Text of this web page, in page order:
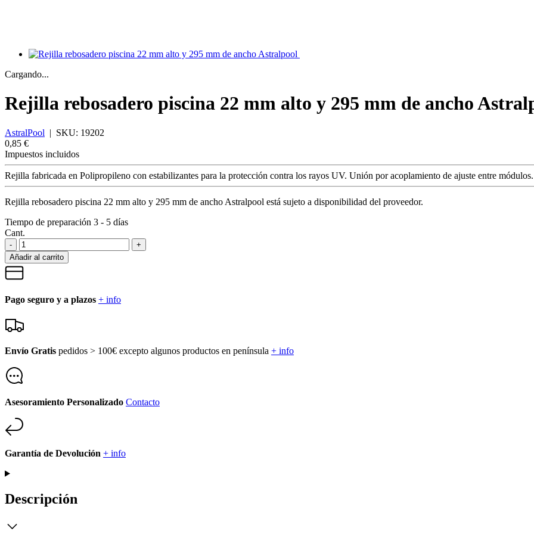
Cargando...
Rejilla rebosadero piscina 22 mm alto y 295 mm de ancho
AstralPool | SKU: 19202
0,85 €
Impuestos incluidos
Rejilla fabricada en Polipropileno con estabilizantes para la protección contra los rayos UV. Unión por acoplamiento de ajuste entre módulos.
Rejilla rebosadero piscina 22 mm alto y 295 mm de ancho Astralpool está sujeto a disponibilidad del proveedor.
Tiempo de preparación 3 - 5 días
Cant.
-
+
Añadir al carrito
Pago seguro y a plazos + info
Envío Gratis pedidos > 100€ excepto algunos productos en península + info
Asesoramiento Personalizado Contacto
Garantía de Devolución + info
Descripción